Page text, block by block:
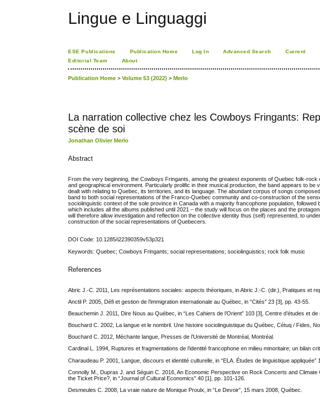
Lingue e Linguaggi
ESE Publications Publication Home Log In Advanced Search Current
Editorial Team
About
Publication Home >Volume 53 (2022) >Merlo
La narration collective chez les Cowboys Fringants:
scène de soi
Jonathan Olivier Merlo
Abstract
From the very beginning, the Cowboys Fringants, among the greatest exponents of Quebec folk-
and geographical environment. Particularly prolific in their musical production, the band appears to
dealt with relating to Quebec, its territories, and its language. The abundant corpus of songs
band to both social representations of the Franco-Quebec community and co-construction of the
sociolinguistic context of the sole province in Canada with a majority francophone population,
which includes all the albums published until 2021 – the study will focus on the places and the
will therefore allow investigation and reflection on the collective identity thus (self) represented, to
construction of the social representations of Quebecers.
DOI Code: 10.1285/i22390359v53p321
Keywords: Quebec; Cowboys Fringants; social representations; sociolinguistics; rock folk music
References
Abric J.-C. 2011, Les représentations sociales: aspects théoriques, in Abric J.-C. (dir.), Pratiques et
Anctil P. 2005, Défi et gestion de l’immigration internationale au Québec, in “Cités” 23 [3], pp. 43-55.
Beauchemin J. 2011, Dire Nous au Québec, in “Les Cahiers de l’Orient” 103 [3], Centre d’études et
Bouchard C. 2002, La langue et le nombril. Une histoire sociolinguistique du Québec, Cétuq / Fides,
Bouchard C. 2012, Méchante langue, Presses de l’Université de Montréal, Montréal.
Cardinal L. 1994, Ruptures et fragmentations de l’identité francophone en milieu minoritaire; un bilan
Charaudeau P. 2001, Langue, discours et identité culturelle, in “ELA. Études de linguistique appliquée”
Connolly M., Dupras J. and Séguin C. 2016, An Economic Perspective on Rock Concerts and
the Ticket Price?, in “Journal of Cultural Economics” 40 [1], pp. 101-126.
Desmeules C. 2008, La vraie nature de Monique Proulx, in “Le Devoir”, 15 mars 2008, Québec.